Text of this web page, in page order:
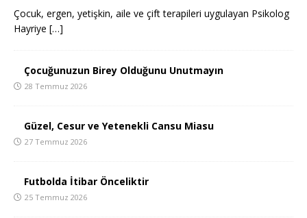
Çocuk, ergen, yetişkin, aile ve çift terapileri uygulayan Psikolog
Hayriye […]
Çocuğunuzun Birey Olduğunu Unutmayın
28 Temmuz 2026
Güzel, Cesur ve Yetenekli Cansu Miasu
27 Temmuz 2026
Futbolda İtibar Önceliktir
25 Temmuz 2026